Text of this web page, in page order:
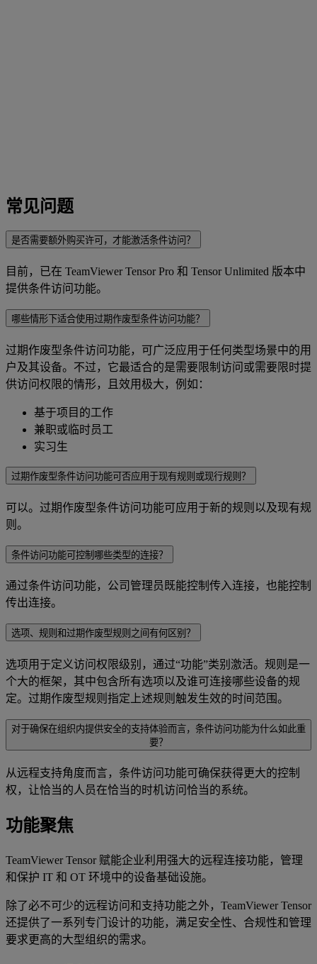
常见问题
是否需要额外购买许可，才能激活条件访问？
目前，已在 TeamViewer Tensor Pro 和 Tensor Unlimited 版本中
提供条件访问功能。
哪些情形下适合使用过期作废型条件访问功能？
过期作废型条件访问功能，可广泛应用于任何类型场景中的用
户及其设备。不过，它最适合的是需要限制访问或需要限时提
供访问权限的情形，且效用极大，例如：
基于项目的工作
兼职或临时员工
实习生
过期作废型条件访问功能可否应用于现有规则或现行规则？
可以。过期作废型条件访问功能可应用于新的规则以及现有规
则。
条件访问功能可控制哪些类型的连接？
通过条件访问功能，公司管理员既能控制传入连接，也能控制
传出连接。
选项、规则和过期作废型规则之间有何区别？
选项用于定义访问权限级别，通过“功能”类别激活。规则是一
个大的框架，其中包含所有选项以及谁可连接哪些设备的规
定。过期作废型规则指定上述规则触发生效的时间范围。
对于确保在组织内提供安全的支持体验而言，条件访问功能为什么如此重
要？
从远程支持角度而言，条件访问功能可确保获得更大的控制
权，让恰当的人员在恰当的时机访问恰当的系统。
功能聚焦
TeamViewer Tensor 赋能企业利用强大的远程连接功能，管理
和保护 IT 和 OT 环境中的设备基础设施。
除了必不可少的远程访问和支持功能之外，TeamViewer Tensor
还提供了一系列专门设计的功能，满足安全性、合规性和管理
要求更高的大型组织的需求。